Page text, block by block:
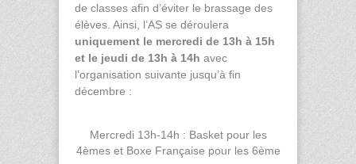
de classes afin d’éviter le brassage des
élèves. Ainsi, l’AS se déroulera
uniquement le mercredi de 13h à 15h
et le jeudi de 13h à 14h avec
l’organisation suivante jusqu’à fin
décembre :
Mercredi 13h-14h : Basket pour les
4èmes et Boxe Française pour les 6ème